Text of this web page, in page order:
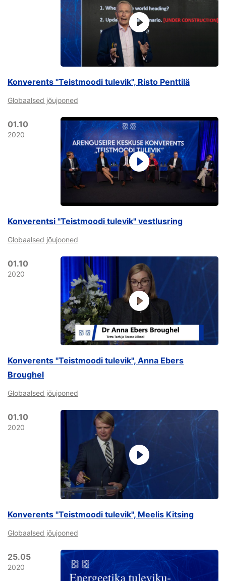
Konverents "Teistmoodi tulevik", Risto Penttilä
Globaalsed jõujooned
01.10
2020
Konverentsi "Teistmoodi tulevik" vestlusring
Globaalsed jõujooned
01.10
2020
Konverents "Teistmoodi tulevik", Anna Ebers
Broughel
Globaalsed jõujooned
01.10
2020
Konverents "Teistmoodi tulevik", Meelis Kitsing
Globaalsed jõujooned
25.05
2020